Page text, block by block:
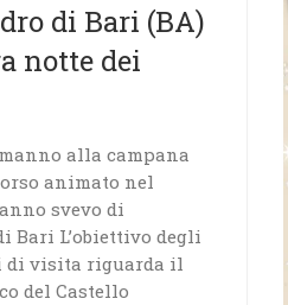
di Bari (BA)
notte dei
alla campana
animato nel
svevo di
Bari L’obiettivo degli
di visita riguarda il
del Castello